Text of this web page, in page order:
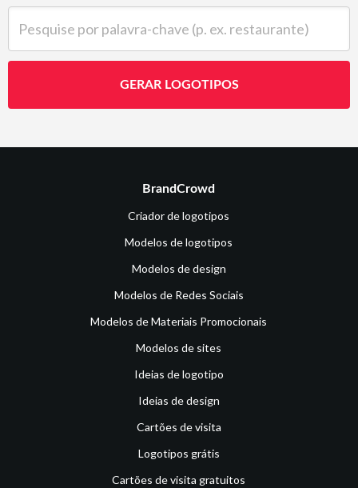
GERAR LOGOTIPOS
BrandCrowd
Criador de logotipos
Modelos de logotipos
Modelos de design
Modelos de Redes Sociais
Modelos de Materiais Promocionais
Modelos de sites
Ideias de logotipo
Ideias de design
Cartões de visita
Logotipos grátis
Cartões de visita gratuitos